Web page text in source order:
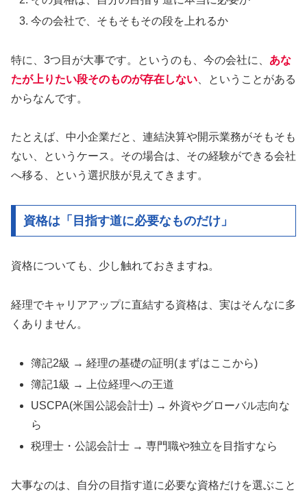
今の会社で、そもそもその段を上れるか
特に、3つ目が大事です。というのも、今の会社に、 あな
たが上りたい段そのものが存在しない 、ということがある
からなんです。
たとえば、中小企業だと、連結決算や開示業務がそもそも
ない、というケース。その場合は、その経験ができる会社
へ移る、という選択肢が見えてきます。
資格は「目指す道に必要なものだけ」
資格についても、少し触れておきますね。
経理でキャリアアップに直結する資格は、実はそんなに多
くありません。
簿記2級 → 経理の基礎の証明(まずはここから)
簿記1級 → 上位経理への王道
USCPA(米国公認会計士) → 外資やグローバル志向な
ら
税理士・公認会計士 → 専門職や独立を目指すなら
大事なのは、自分の目指す道に必要な資格だけを選ぶこと